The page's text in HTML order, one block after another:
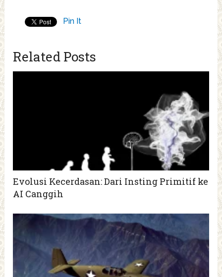
Pin It
Related Posts
Evolusi Kecerdasan: Dari Insting Primitif ke
AI Canggih